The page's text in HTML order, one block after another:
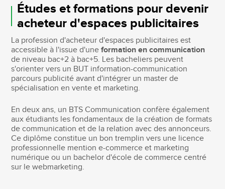
Études et formations pour devenir
acheteur d'espaces publicitaires
La profession d'acheteur d'espaces publicitaires est
accessible à l'issue d'uneformation en communication
de niveau bac+2 à bac+5. Les bacheliers peuvent
s'orienter vers un BUT information-communication
parcours publicité avant d'intégrer un master de
spécialisation en vente et marketing.
En deux ans, un BTS Communication confère également
aux étudiants les fondamentaux de la création de formats
de communication et de la relation avec des annonceurs.
Ce diplôme constitue un bon tremplin vers une licence
professionnelle mention e-commerce et marketing
numérique ou un bachelor d'école de commerce centré
sur le webmarketing.